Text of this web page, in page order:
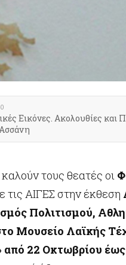
Εικόνες. Ακολουθίες και
τους θεατές οι
τις ΑΙΓΕΣ στην έκθεση
Πολιτισμού,
Μουσείο Λαϊκής
από 22 Οκτωβρίου